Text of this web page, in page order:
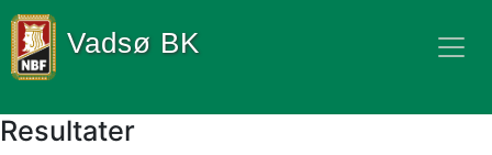
Vadsø BK
Resultater